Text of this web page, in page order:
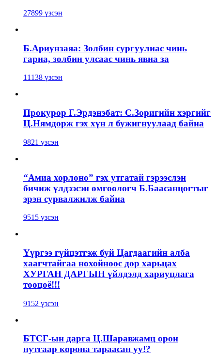
27899 үзсэн
Б.Ариунзаяа: Золбин сургуулиас чинь
гарна, золбин улсаас чинь явна за
11138 үзсэн
Прокурор Г.Эрдэнэбат: С.Зоригийн хэргийг
Ц.Нямдорж гэх хүн л бужигнуулаад байна
9821 үзсэн
“Амиа хорлоно” гэх утгатай гэрээслэн
бичиж үлдээсэн өмгөөлөгч Б.Баасанцогтыг
эрэн сурвалжилж байна
9515 үзсэн
Үүргээ гүйцэтгэж буй Цагдаагийн алба
хаагчтайгаа нохойноос дор харьцах
ХУРГАН ДАРГЫН үйлдэлд хариуцлага
тооцоё!!!
9152 үзсэн
БТСГ-ын дарга Ц.Шаравжамц орон
нутгаар корона тараасан уу!?